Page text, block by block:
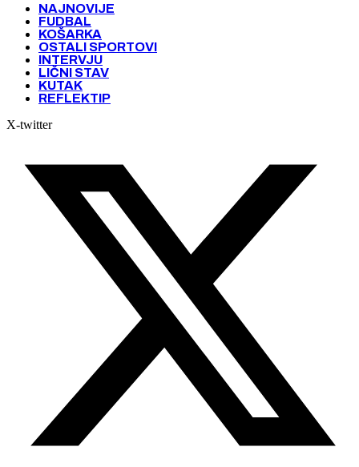
NAJNOVIJE
FUDBAL
KOŠARKA
OSTALI SPORTOVI
INTERVJU
LIČNI STAV
KUTAK
REFLEKTIP
X-twitter